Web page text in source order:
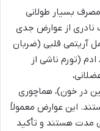
مصرف بسیار طولانی
نادری از عوارض جدی
آریتمی قلبی (ضربان
(تورم ناشی از
در خون)، هماچوری
این عوارض معمولاً
مدت هستند و تأکید